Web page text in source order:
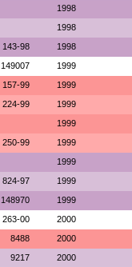
1998
1998
143-98 1998
149007 1999
157-99 1999
224-99 1999
1999
250-99 1999
1999
824-97 1999
148970 1999
263-00 2000
8488 2000
9217 2000